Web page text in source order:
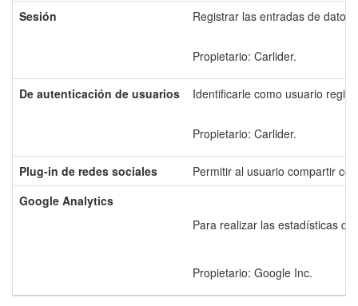
Sesión Registrar las entradas de datos
Propietario: Carlider.
De autenticación de usuarios Identificarle como usuario
Propietario: Carlider.
Plug-in de redes sociales
Permitir al usuario compartir
Google Analytics
Para realizar las estadísticas
Propietario: Google Inc.